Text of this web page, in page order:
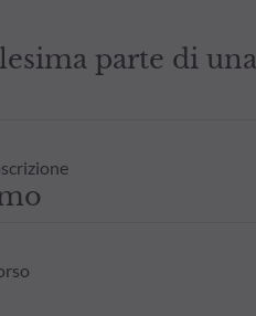
parte di una